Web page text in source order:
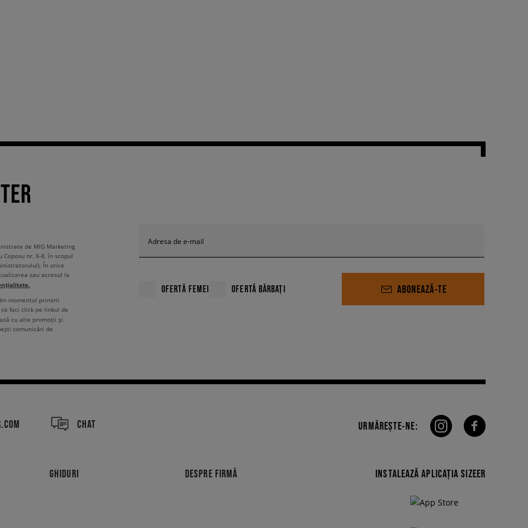
Adresa de e-mail
OFERTĂ FEMEI OFERTĂ BĂRBAȚI ABONEAZĂ-TE
de MIG Marketing
Coposu nr. 6-8, în scopul
În orice
sau accesul la
momentul primirii
faci click pe linkul de
cu alte promoții și
comunicări de
CHAT
GHIDURI DESPRE FIRMĂ
URMĂREȘTE-NE:
INSTALEAZĂ APLICAȚIA SIZEER